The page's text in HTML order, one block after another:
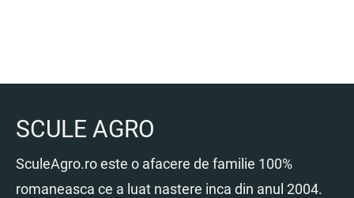
SCULE AGRO
SculeAgro.ro este o afacere de familie 100%
romaneasca ce a luat nastere inca din anul 2004.